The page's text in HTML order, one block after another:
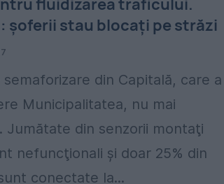
fluidizarea traficului.
şoferii stau blocaţi pe străzi
din Capitală, care a
Municipalitatea, nu mai
Jumătate din senzorii montaţi
nefuncţionali şi doar 25% din
conectate la...